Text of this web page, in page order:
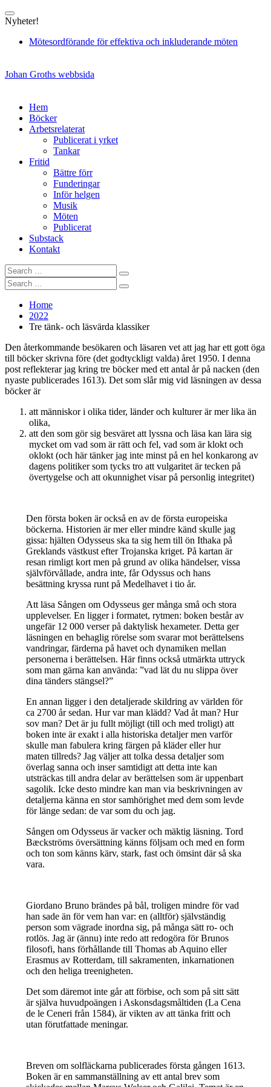
to
Nyheter!
Mötesordförande för effektiva och inkluderande möten
Johan Groths webbsida
Hem
Böcker
Arbetsrelaterat
Publicerat i yrket
Tankar
Fritid
Bättre förr
Funderingar
Inför helgen
Musik
Möten
Publicerat
Substack
Kontakt
Search
for:
Search
Search
for:
Search
Home
2022
Tre tänk- och läsvärda klassiker
Den återkommande besökaren och läsaren vet att jag har ett gott öga
till böcker skrivna före (det godtyckligt valda) året 1950. I denna
post reflekterar jag kring tre böcker med ett antal år på nacken (den
nyaste publicerades 1613). Det som slår mig vid läsningen av dessa
böcker är
att människor i olika tider, länder och kulturer är mer lika än
olika,
att den som gör sig besväret att lyssna och läsa kan lära sig
mycket om vad som är rätt och fel, vad som är klokt och
oklokt (och här tänker jag inte minst på en hel konkarong av
dagens politiker som tycks tro att vulgaritet är tecken på
övertygelse och att okunnighet visar på personlig integritet)
Den första boken är också en av de första europeiska
böckerna. Historien är mer eller mindre känd skulle jag
gissa: hjälten Odysseus ska ta sig hem till ön Ithaka på
Greklands västkust efter Trojanska kriget. På kartan är
resan rimligt kort men på grund av olika händelser, vissa
självförvållade, andra inte, får Odyssus och hans
besättning kryssa runt på Medelhavet i tio år.
Att läsa Sången om Odysseus ger många små och stora
upplevelser. En ligger i formatet, rytmen: boken består av
ungefär 12 000 verser på daktylisk hexameter. Detta ger
läsningen en behaglig rörelse som svarar mot berättelsens
vandringar, färderna på havet och dynamiken mellan
personerna i berättelsen. Här finns också utmärkta uttryck
som man gärna kan använda: ”vad lät du nu slippa över
dina tänders stängsel?”
En annan ligger i den detaljerade skildring av världen för
ca 2700 år sedan. Hur var man klädd? Vad åt man? Hur
sov man? Det är ju fullt möjligt (till och med troligt) att
boken inte är exakt i alla historiska detaljer men varför
skulle man fabulera kring färgen på kläder eller hur
maten tillreds? Jag väljer att tolka dessa detaljer som
överlag sanna och inser samtidigt att detta inte kan
utsträckas till andra delar av berättelsen som är uppenbart
sagolik. Icke desto mindre kan man via beskrivningen av
detaljerna känna en stor samhörighet med dem som levde
för länge sedan: de var som du och jag.
Sången om Odysseus är vacker och mäktig läsning. Tord
Bæckströms översättning känns följsam och med en form
och ton som känns kärv, stark, fast och ömsint där så ska
vara.
Giordano Bruno brändes på bål, troligen mindre för vad
han sade än för vem han var: en (alltför) självständig
person som vägrade inordna sig, på många sätt ro- och
rotlös. Jag är (ännu) inte redo att redogöra för Brunos
filosofi, hans förhållande till Thomas ab Aquino eller
Erasmus av Rotterdam, till sakramenten, inkarnationen
och den heliga treenigheten.
Det som däremot inte går att förbise, och som på sitt sätt
är själva huvudpoängen i Askonsdagsmåltiden (La Cena
de le Ceneri från 1584), är vikten av att tänka fritt och
utan förutfattade meningar.
Breven om solfläckarna publicerades första gången 1613.
Boken är en sammanställning av ett antal brev som